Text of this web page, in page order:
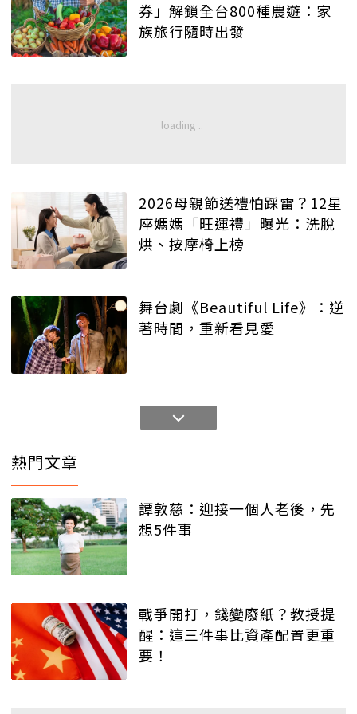
券」解鎖全台800種農遊：家
族旅行隨時出發
2026母親節送禮怕踩雷？12星
座媽媽「旺運禮」曝光：洗脫
烘、按摩椅上榜
舞台劇《Beautiful Life》：逆
著時間，重新看見愛
熱門文章
譚敦慈：迎接一個人老後，先
想5件事
戰爭開打，錢變廢紙？教授提
醒：這三件事比資產配置更重
要！